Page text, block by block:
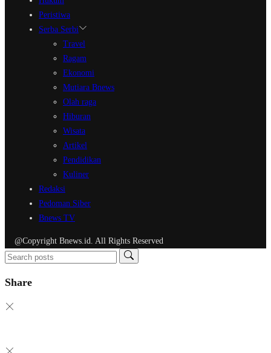
Peristiwa
Serba Serbi
Travel
Ragam
Ekonomi
Mutiara Bnews
Olah raga
Hiburan
Wisata
Artikel
Pendidikan
Kuliner
Redaksi
Pedoman Siber
Bnews TV
@Copyright Bnews.id. All Rights Reserved
Share